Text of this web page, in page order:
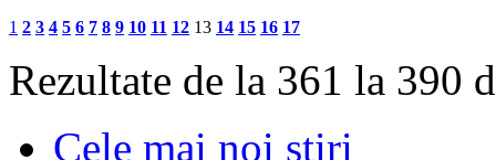
1 2 3 4 5 6 7 8 9 10 11 12 13 14 15 16 17
Rezultate de la 361 la 390
Cele mai noi stiri